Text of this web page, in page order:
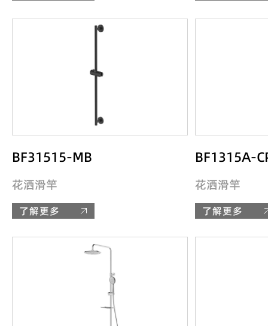
BF31515-MB
花洒滑竿
了解更多
BF1315A-
花洒滑竿
了解更多